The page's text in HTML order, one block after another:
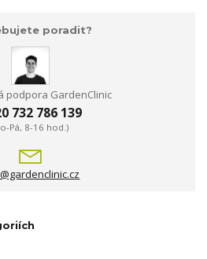
poradit?
podpora GardenClinic
732 786 139
Pá, 8-16 hod.)